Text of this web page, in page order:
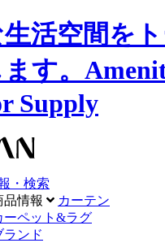
活空間を
す。
Supply
・検索
品情報
カーテン
ーペット&ラグ
ランド